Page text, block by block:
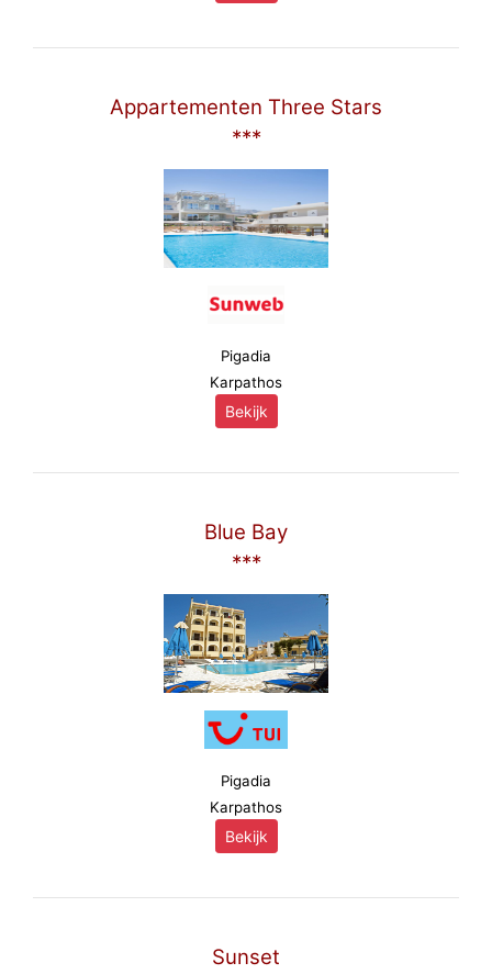
Appartementen Three Stars
***
Pigadia
Karpathos
Bekijk
Blue Bay
***
Pigadia
Karpathos
Bekijk
Sunset